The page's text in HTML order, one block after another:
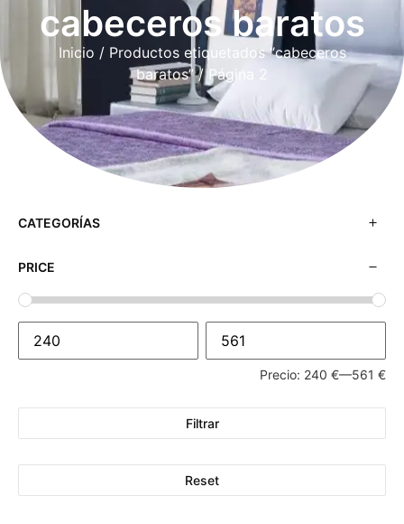
cabeceros baratos
Inicio / Productos etiquetados “cabeceros
baratos”/ Página 2
CATEGORÍAS
PRICE
Precio: 240 €—561 €
Filtrar
Reset